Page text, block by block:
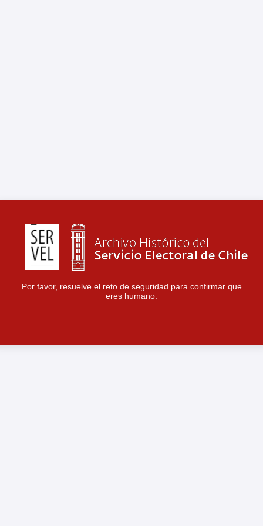
Por favor, resuelve el reto de seguridad para confirmar que
eres humano.